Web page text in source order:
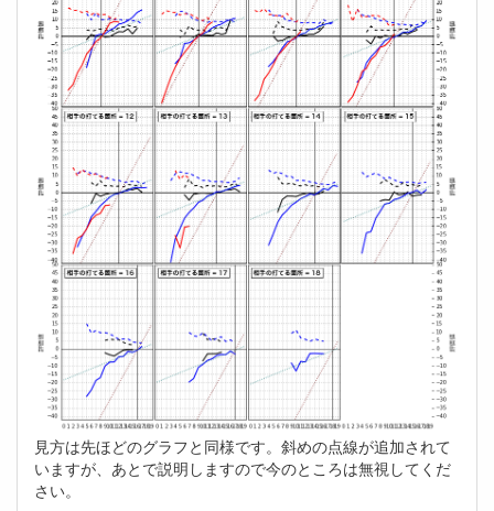
見方は先ほどのグラフと同様です。斜めの点線が追加されて
いますが、あとで説明しますので今のところは無視してくだ
さい。